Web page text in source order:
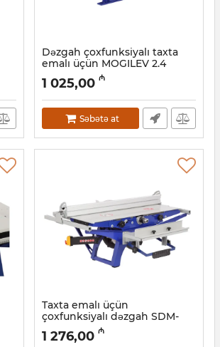
Dəzgah çoxfunksiyalı taxta
emalı üçün MOGILEV 2.4
Artikul: 039001019
1 025,00 ₼
Səbətə at
Taxta emalı üçün
çoxfunksiyalı dəzgah SDM-
Artikul: 039001015
1 276,00 ₼